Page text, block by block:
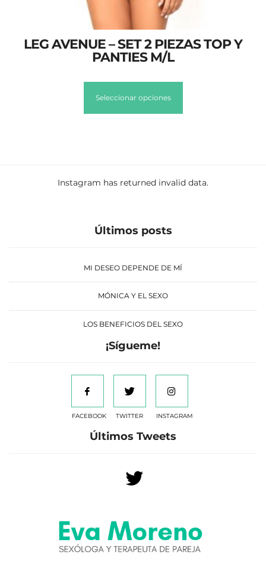
LEG AVENUE – SET 2 PIEZAS TOP Y
PANTIES M/L
Seleccionar opciones
Instagram has returned invalid data.
Últimos posts
MI DESEO DEPENDE DE MÍ
MÓNICA Y EL SEXO
LOS BENEFICIOS DEL SEXO
¡Sígueme!
FACEBOOK TWITTER INSTAGRAM
Últimos Tweets